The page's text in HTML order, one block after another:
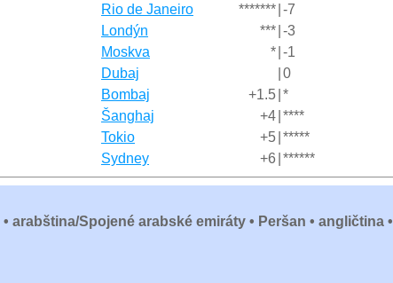
Rio de Janeiro
******* -7
Londýn
*** -3
Moskva
* -1
Dubaj
0
Bombaj
+1.5 *
Šanghaj
+4 ****
Tokio
+5 *****
Sydney
+6 ******
• arabština/Spojené arabské emiráty • Peršan • angličtina •